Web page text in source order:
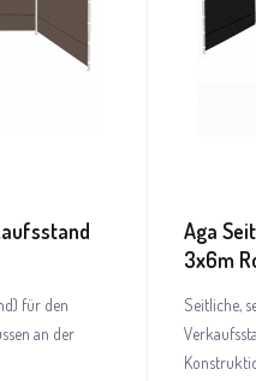
für den
an der
Aga
3x6m
Seitliche,